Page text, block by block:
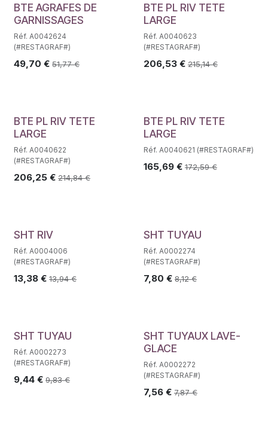
BTE AGRAFES DE
GARNISSAGES
Réf. A0042624
(#RESTAGRAF#)
49,70 € 51,77€
BTE PL RIV TETE
LARGE
Réf. A0040623
(#RESTAGRAF#)
206,53€ 215,14€
BTE PL RIV TETE
LARGE
Réf. A0040622
(#RESTAGRAF#)
206,25 € 214,84€
BTE PL RIV TETE
LARGE
Réf. A0040621 (#RESTAGRAF#)
165,69€ 172,59€
SHT RIV
Réf. A0004006
(#RESTAGRAF#)
13,38 € 13,94€
SHT TUYAU
Réf. A0002274
(#RESTAGRAF#)
7,80 € 8,12€
SHT TUYAU
Réf. A0002273
(#RESTAGRAF#)
9,44 € 9,83€
SHT TUYAUX LAVE-
GLACE
Réf. A0002272
(#RESTAGRAF#)
7,56€ 7,87€